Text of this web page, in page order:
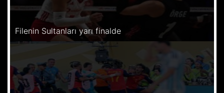
Filenin Sultanları yarı finalde